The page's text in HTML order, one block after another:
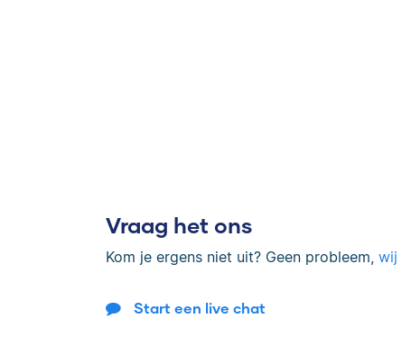
Vraag het ons
Kom je ergens niet uit? Geen probleem, wij
Start een live chat